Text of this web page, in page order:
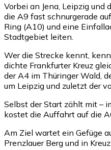
Vorbei an Jena, Leipzig und
die A9 fast schnurgerade
Ring (A10) und eine
Stadtgebiet leiten.
Wer die Strecke kennt,
dichte Frankfurter Kreuz
der A4 im Thüringer Wald,
um Leipzig und zuletzt der
Selbst der Start zählt mit –
kostet die Auffahrt auf die
Am Ziel wartet ein Gefüge
Prenzlauer Berg und in